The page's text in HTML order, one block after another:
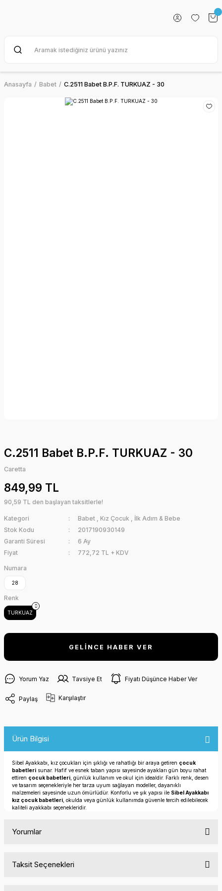
Anasayfa Babet C.2511 Babet B.P.F. TURKUAZ - 30
C.2511 Babet B.P.F. TURKUAZ - 30
Caretta
849,99 TL
90,59 TL den başlayan taksitlerle!
Kategori Babet , Kız Çocuk , İlk Adım & Bebe
Stok Kodu
2017190930149
Garanti Süresi
6 Ay
Fiyat
772,72 TL + KDV
Numara
28
Renk
TURKUAZ
GELİNCE HABER VER
Yorum Yaz Tavsiye Et Fiyatı Düşünce Haber Ver
Paylaş Karşılaştır
Ürün Bilgisi
Sibel Ayakkabı, kız çocukları için şıklığı ve rahatlığı bir araya getiren çocuk
babetleri sunar. Hafif ve esnek taban yapısı sayesinde ayakları gün boyu rahat
ettiren çocuk babetleri , günlük kullanım ve okul için idealdir. Farklı renk, desen
ve tasarım seçenekleriyle her tarza uyum sağlayan modeller, dayanıklı
malzemeleri sayesinde uzun ömürlüdür. Konforlu ve şık yapısı ile Sibel Ayakkabı
kız çocuk babetleri , okulda veya günlük kullanımda güvenle tercih edilebilecek
kaliteli ayakkabı seçenekleridir.
Yorumlar
Taksit Seçenekleri